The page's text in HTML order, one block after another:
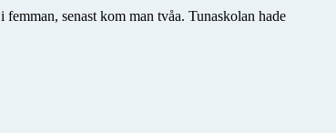
senast kom man tvåa. Tunaskolan hade